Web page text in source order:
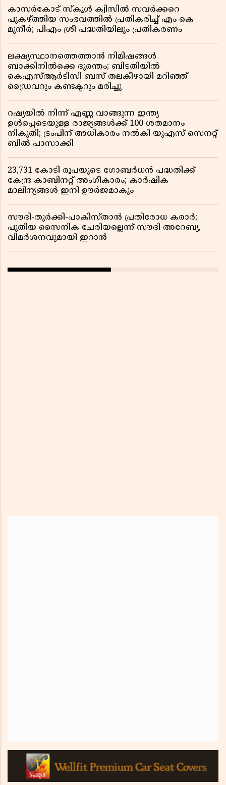
കാസർകോട് സ്കൂൾ ക്വിസിൽ സവർക്കറെ
പുകഴ്ത്തിയ സംഭവത്തിൽ പ്രതികരിച്ച് എം കെ
മുനീർ; പിഎം ശ്രീ പദ്ധതിയിലും പ്രതികരണം
ലക്ഷ്യസ്ഥാനത്തെത്താൻ നിമിഷങ്ങൾ
ബാക്കിനിൽക്കെ ദുരന്തം; ബിടതിയിൽ
കെഎസ്ആർടിസി ബസ് തലകീഴായി മറിഞ്ഞ്
ഡ്രൈവറും കണ്ടക്ടറും മരിച്ചു
റഷ്യയിൽ നിന്ന് എണ്ണ വാങ്ങുന്ന ഇന്ത്യ
ഉൾപ്പെടെയുള്ള രാജ്യങ്ങൾക്ക് 100 ശതമാനം
നികുതി; ട്രംപിന് അധികാരം നൽകി യുഎസ് സെനറ്റ്
ബിൽ പാസാക്കി
23,731 കോടി രൂപയുടെ ഗോബർധൻ പദ്ധതിക്ക്
കേന്ദ്ര കാബിനറ്റ് അംഗീകാരം; കാർഷിക
മാലിന്യങ്ങൾ ഇനി ഊർജമാകും
സൗദി-തുർക്കി-പാകിസ്താൻ പ്രതിരോധ കരാർ;
പുതിയ സൈനിക ചേരിയല്ലെന്ന് സൗദി അറേബ്യ,
വിമർശനവുമായി ഇറാൻ